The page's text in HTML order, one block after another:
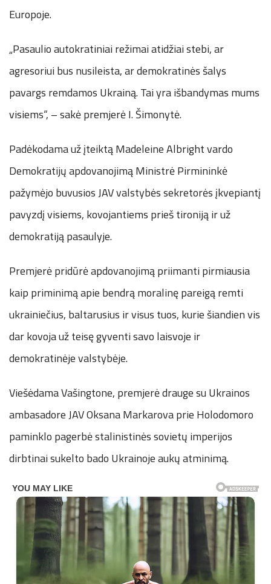
Europoje.
„Pasaulio autokratiniai režimai atidžiai stebi, ar
agresoriui bus nusileista, ar demokratinės šalys
pavargs remdamos Ukrainą. Tai yra išbandymas mums
visiems“, – sakė premjerė I. Šimonytė.
Padėkodama už įteiktą Madeleine Albright vardo
Demokratijų apdovanojimą Ministrė Pirmininkė
pažymėjo buvusios JAV valstybės sekretorės įkvepiantį
pavyzdį visiems, kovojantiems prieš tironiją ir už
demokratiją pasaulyje.
Premjerė pridūrė apdovanojimą priimanti pirmiausia
kaip priminimą apie bendrą moralinę pareigą remti
ukrainiečius, baltarusius ir visus tuos, kurie šiandien vis
dar kovoja už teisę gyventi savo laisvoje ir
demokratinėje valstybėje.
Viešėdama Vašingtone, premjerė drauge su Ukrainos
ambasadore JAV Oksana Markarova prie Holodomoro
paminklo pagerbė stalinistinės sovietų imperijos
dirbtinai sukelto bado Ukrainoje aukų atminimą.